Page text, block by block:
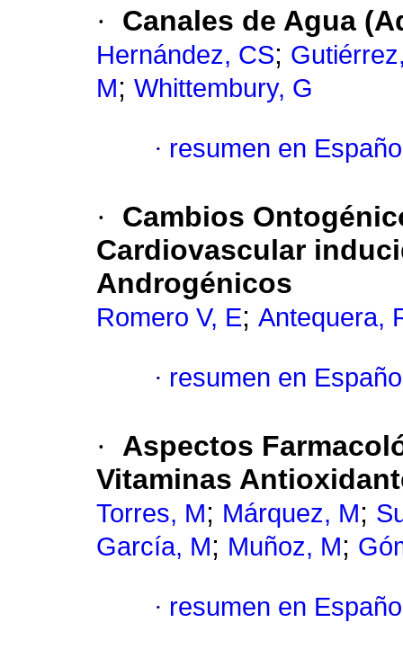
· Canales de Agua
Hernández, CS;
M; Whittembury, G
· resumen en
·
Cambios
Cardiovascular
Androgénicos
Romero V, E; Antequera,
· resumen en
·
Aspectos
Vitaminas
Torres, M; Márquez, M;
García, M; Muñoz, M;
· resumen en